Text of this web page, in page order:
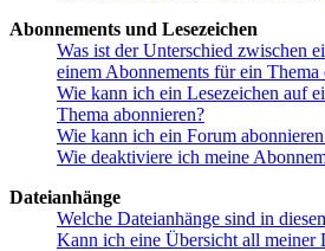
Abonnements und Lesezeichen
Was ist der Unterschied zwischen
einem Abonnements für ein Thema
Wie kann ich ein Lesezeichen auf
Thema abonnieren?
Wie kann ich ein Forum
Wie deaktiviere ich meine
Dateianhänge
Welche Dateianhänge sind in
Kann ich eine Übersicht all meiner